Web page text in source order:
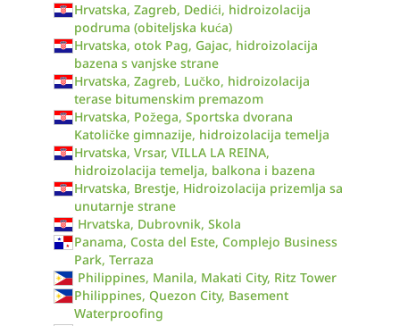
Hrvatska, Zagreb, Dedići, hidroizolacija
podruma (obiteljska kuća)
Hrvatska, otok Pag, Gajac, hidroizolacija
bazena s vanjske strane
Hrvatska, Zagreb, Lučko, hidroizolacija
terase bitumenskim premazom
Hrvatska, Požega, Sportska dvorana
Katoličke gimnazije, hidroizolacija temelja
Hrvatska, Vrsar, VILLA LA REINA,
hidroizolacija temelja, balkona i bazena
Hrvatska, Brestje, Hidroizolacija prizemlja sa
unutarnje strane
Hrvatska, Dubrovnik, Skola
Panama, Costa del Este, Complejo Business
Park, Terraza
Philippines, Manila, Makati City, Ritz Tower
Philippines, Quezon City, Basement
Waterproofing